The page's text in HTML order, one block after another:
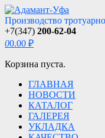
Производство
+7(347) 200-62-04
00.00 ₽
Корзина пуста.
ГЛАВНАЯ
НОВОСТИ
КАТАЛОГ
ГАЛЕРЕЯ
УКЛАДКА